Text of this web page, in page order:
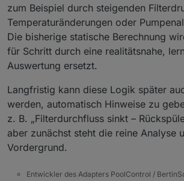
zum Beispiel durch steigenden
Temperaturänderungen oder
Die bisherige statische Berechnung
für Schritt durch eine realitätsnahe,
Auswertung ersetzt.
Langfristig kann diese Logik später
werden, automatisch Hinweise zu
z. B. „Filterdurchfluss sinkt –
aber zunächst steht die reine Analyse
Vordergrund.
Entwickler des Adapters PoolControl /